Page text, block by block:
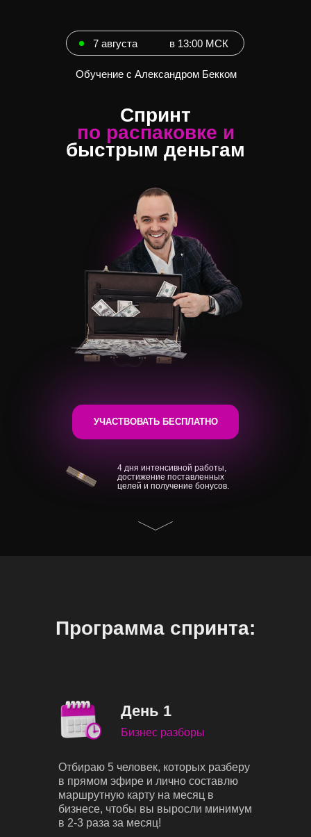
7 августа
Спринт
по распаковке и
быстрым деньгам
в 13:00 МСК
4 дня интенсивной работы,
достижение поставленных
целей и получение бонусов.
Обучение с Александром Бекком
УЧАСТВОВАТЬ БЕСПЛАТНО
Программа спринта:
Отбираю 5 человек, которых разберу
в прямом эфире и лично составлю
маршрутную карту на месяц в
бизнесе, чтобы вы выросли минимум
в 2-3 раза за месяц!
День 1
Бизнес разборы